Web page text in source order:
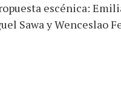
escénica:
Sawa y Wenceslao